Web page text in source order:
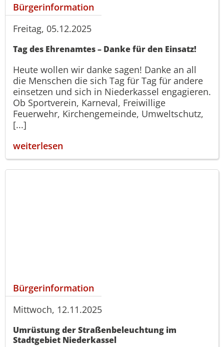
Bürgerinformation
Freitag, 05.12.2025
Tag des Ehrenamtes – Danke für den Einsatz!
Heute wollen wir danke sagen! Danke an all
die Menschen die sich Tag für Tag für andere
einsetzen und sich in Niederkassel engagieren.
Ob Sportverein, Karneval, Freiwillige
Feuerwehr, Kirchengemeinde, Umweltschutz,
[...]
weiterlesen
Bürgerinformation
Mittwoch, 12.11.2025
Umrüstung der Straßenbeleuchtung im
Stadtgebiet Niederkassel